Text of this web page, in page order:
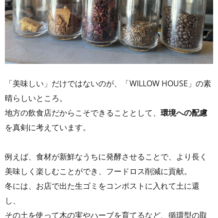
「美味しい」だけではないのが、「WILLOW HOUSE」の素
晴らしいところ。
地方の飲食店だからこそできることとして、 環境への配慮
を真剣に考えています。
例えば、食材が新鮮なうちに発酵させることで、より長く
美味しく楽しむことができ、フードロス削減に貢献。
冬には、お店で出た生ゴミをコンポストに入れて土に還
し、
その土を使って木の実やハーブを育てるなど、循環型の取